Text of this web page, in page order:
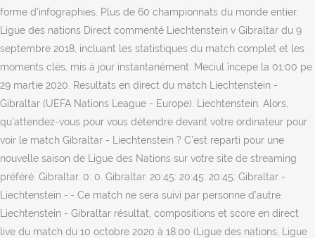
forme d'infographies. Plus de 60 championnats du monde entier
Ligue des nations Direct commenté Liechtenstein v Gibraltar du 9
septembre 2018, incluant les statistiques du match complet et les
moments clés, mis à jour instantanément. Meciul începe la 01:00 pe
29 martie 2020. Resultats en direct du match Liechtenstein -
Gibraltar (UEFA Nations League - Europe). Liechtenstein. Alors,
qu’attendez-vous pour vous détendre devant votre ordinateur pour
voir le match Gibraltar - Liechtenstein ? C’est reparti pour une
nouvelle saison de Ligue des Nations sur votre site de streaming
préféré. Gibraltar. 0: 0. Gibraltar. 20:45: 20:45: 20:45: Gibraltar -
Liechtenstein -:- Ce match ne sera suivi par personne d’autre.
Liechtenstein - Gibraltar résultat, compositions et score en direct
live du match du 10 octobre 2020 à 18:00 (Ligue des nations, Ligue